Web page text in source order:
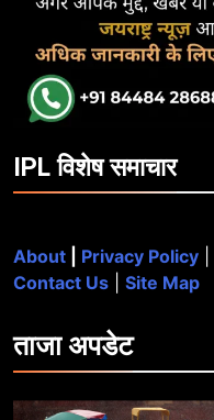
IPL विशेष समाचार
About Privacy Policy
Contact Us
Site Map
ताजाअपडेट